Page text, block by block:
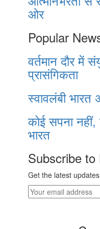
ओर
Popular
वर्तमान दौर में
प्रासंगिकता
स्वावलंबी भारत
कोई सपना
भारत
Subscribe
Get the latest